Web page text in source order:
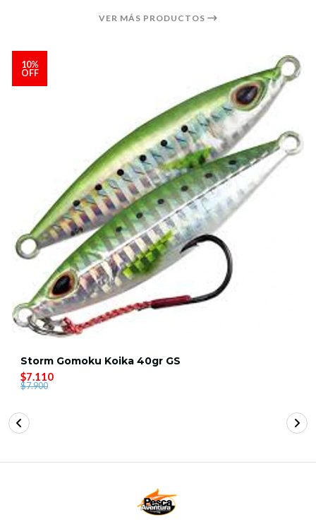
VER MÁS PRODUCTOS
10%
OFF
Storm Gomoku Koika 40gr GS
$7.110
$7.900